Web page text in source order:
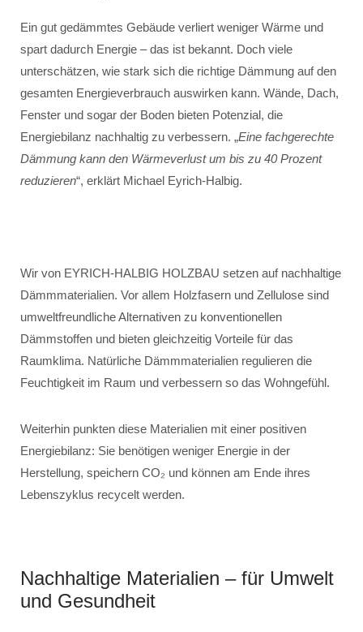
Ein gut gedämmtes Gebäude verliert weniger Wärme und
spart dadurch Energie – das ist bekannt. Doch viele
unterschätzen, wie stark sich die richtige Dämmung auf den
gesamten Energieverbrauch auswirken kann. Wände, Dach,
Fenster und sogar der Boden bieten Potenzial, die
Energiebilanz nachhaltig zu verbessern. „Eine fachgerechte
Dämmung kann den Wärmeverlust um bis zu 40 Prozent
reduzieren“, erklärt Michael Eyrich-Halbig.
Wir von EYRICH-HALBIG HOLZBAU setzen auf nachhaltige
Dämmmaterialien. Vor allem Holzfasern und Zellulose sind
umweltfreundliche Alternativen zu konventionellen
Dämmstoffen und bieten gleichzeitig Vorteile für das
Raumklima. Natürliche Dämmmaterialien regulieren die
Feuchtigkeit im Raum und verbessern so das Wohngefühl.
Weiterhin punkten diese Materialien mit einer positiven
Energiebilanz: Sie benötigen weniger Energie in der
Herstellung, speichern CO₂ und können am Ende ihres
Lebenszyklus recycelt werden.
Nachhaltige Materialien – für Umwelt
und Gesundheit